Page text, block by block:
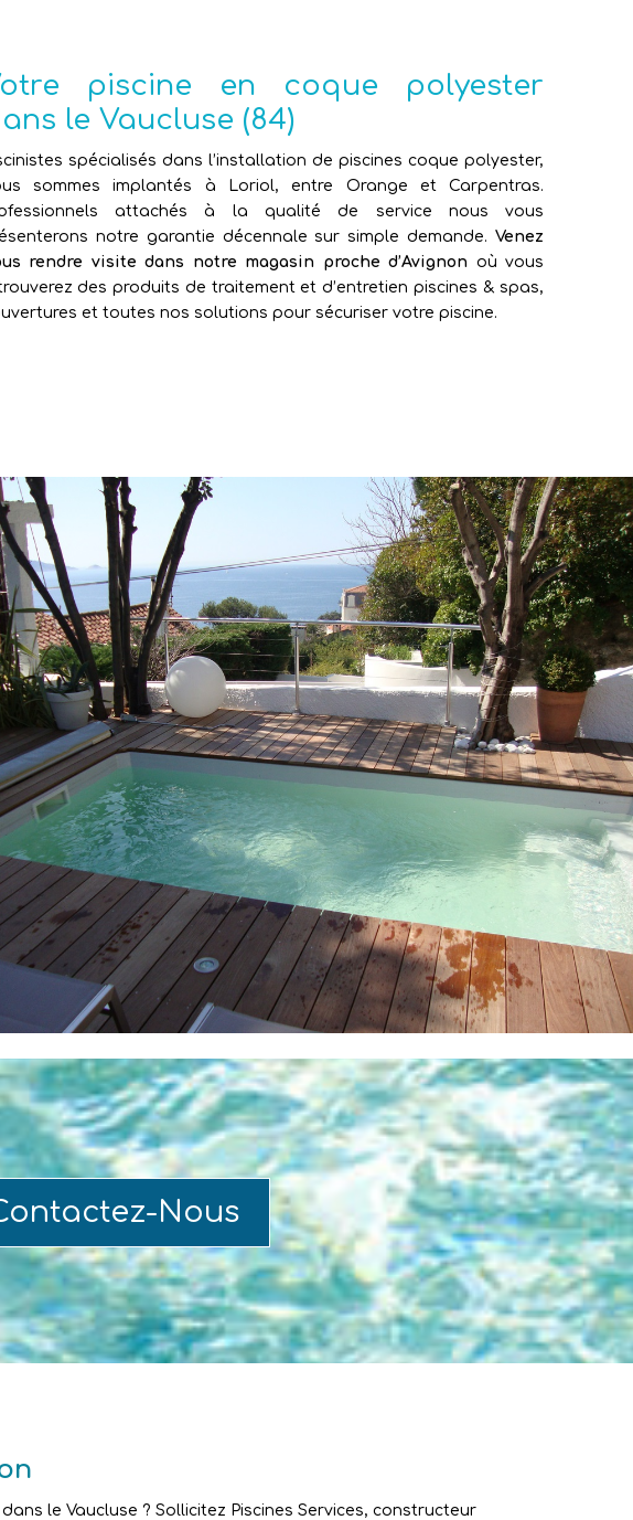
piscine en coque polyester
le Vaucluse (84)
spécialisés dans l’installation de piscines coque polyester,
sommes implantés à Loriol, entre Orange et Carpentras.
attachés à la qualité de service nous vous
notre garantie décennale sur simple demande.Venez
rendre visite dans notre magasin proche d’Avignon où vous
des produits de traitement et d’entretien piscines & spas,
et toutes nos solutions pour sécuriser votre piscine.
Nous
le Vaucluse ? Sollicitez Piscines Services, constructeur